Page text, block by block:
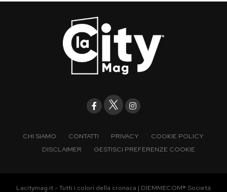
CHI SIAMO CONTATTI PRIVACY
COOKIE POLICY
DISCLAIMER
GESTISCI PREFERENZE COOKIE
Lacitymag.it - Tutti i colori della cronaca | DIEMMECOM® Società